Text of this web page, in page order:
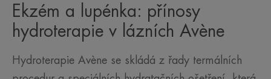
Ekzém a lupénka: přínosy
hydroterapie v lázních Avène
Hydroterapie Avène se skládá z řady termálních